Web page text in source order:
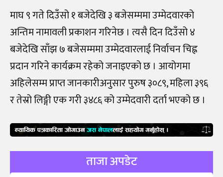
माघ ९ गते दिउँसो १ बजेदेखि ३ बजेसम्ममा उम्मेदवारको
अन्तिम नामावली प्रकाशन गरिनेछ । त्यसै दिन दिउँसो ४
बजेदेखि साँझ ७ बजेसम्ममा उम्मेदवारलाई निर्वाचन चिह्न
प्रदान गरिने कार्यक्रम रहेको जनाइएको छ । आयोगमा
अहिलेसम्म प्राप्त जानकारीअनुसार पुरुष ३०८९, महिला ३९६
र तेस्रो लिङ्गी एक गरी ३४८६ को उम्मेदवारी दर्ता भएको छ ।
ताजा अपडेट